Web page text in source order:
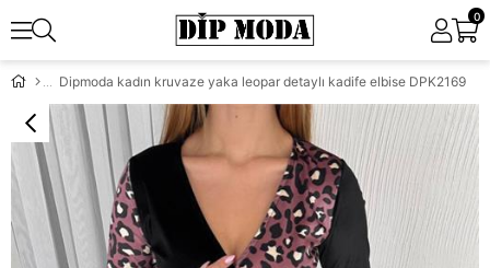
0
Dipmoda kadın kruvaze yaka leopar detaylı kadife elbise DPK2169